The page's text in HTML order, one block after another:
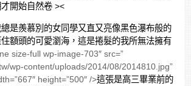
開始自然卷 ><
是羨慕別的女同學又直又亮像黑色瀑布般的
額頭的可愛瀏海，這是捲髮的我所無法擁有
size-full wp-image-703″ src=”
wp-content/uploads/2014/08/2014810.jpg”
height=”500″ />這張是高三畢業前的